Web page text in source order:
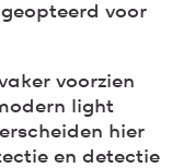
voor
voorzien
light
hier
en detectie